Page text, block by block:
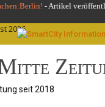
-Artikel
2026
seit 2018